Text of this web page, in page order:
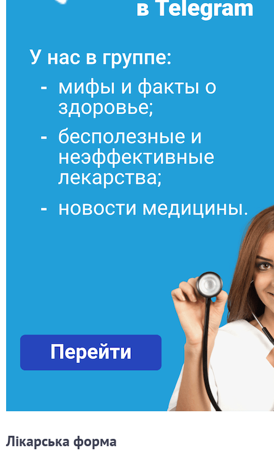
Лікарська форма